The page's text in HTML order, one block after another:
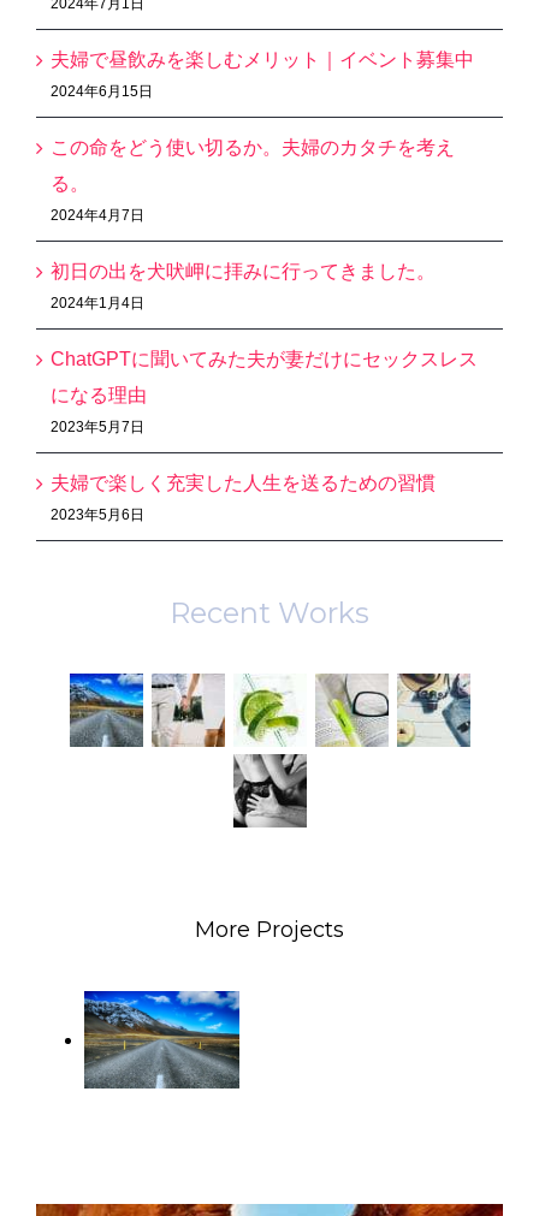
2024年7月1日
夫婦で昼飲みを楽しむメリット｜イベント募集中
2024年6月15日
この命をどう使い切るか。夫婦のカタチを考え
る。
2024年4月7日
初日の出を犬吠岬に拝みに行ってきました。
2024年1月4日
ChatGPTに聞いてみた夫が妻だけにセックスレス
になる理由
2023年5月7日
夫婦で楽しく充実した人生を送るための習慣
2023年5月6日
Recent Works
More Projects
Self
enlightenment